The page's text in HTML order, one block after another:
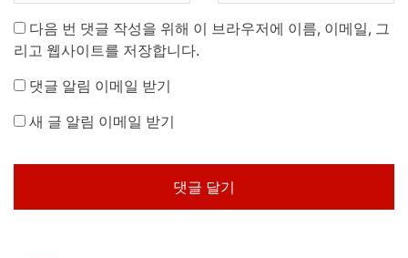
다음 번 댓글 작성을 위해 이 브라우저에 이름, 이메일, 그
리고 웹사이트를 저장합니다.
댓글 알림 이메일 받기
새 글 알림 이메일 받기